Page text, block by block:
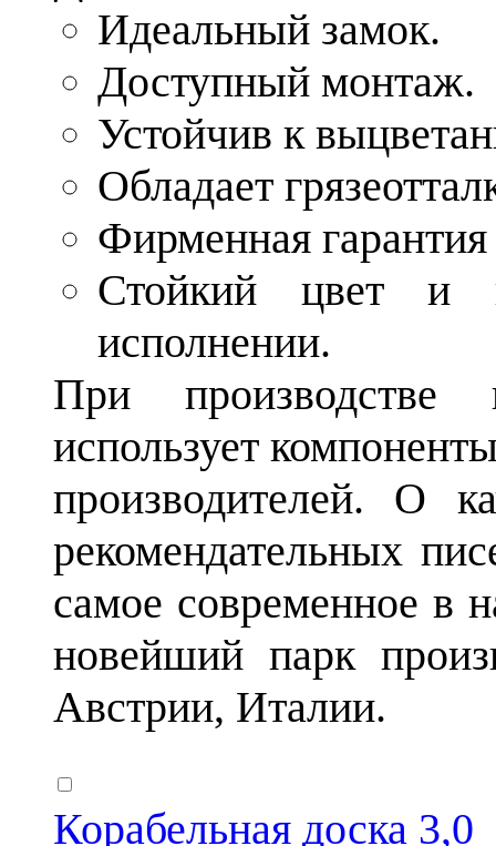
Идеальный замок.
Доступный монтаж.
Устойчив к
Обладает
Фирменная
Стойкий цвет и
исполнении.
При производстве
использует
производителей. О
рекомендательных
самое современное в
новейший парк
Австрии, Италии.
Корабельная доска 3,0